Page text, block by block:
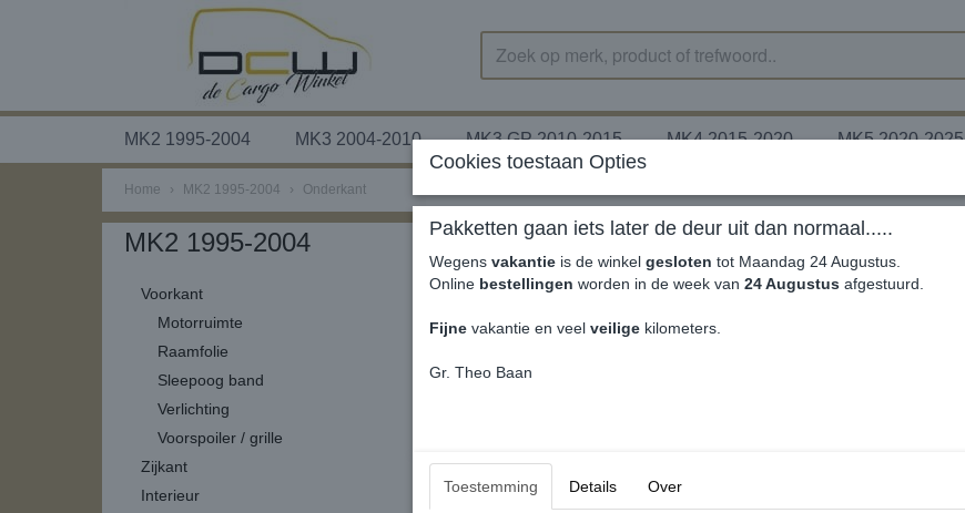
MK2 1995-2004 MK3 2004-2010 MK3 GP 2010-2015 MK4 2015-2020 MK5 2020-2025
Home › MK2 1995-2004 › Onderkant
MK2 1995-2004
Voorkant
Motorruimte
Raamfolie
Sleepoog band
Verlichting
Voorspoiler / grille
Zijkant
Interieur
Cookies toestaan Opties
Pakketten gaan iets later de deur uit dan normaal.....
Wegens vakantie is de winkel gesloten tot Maandag 24 Augustus.
Online bestellingen worden in de week van 24 Augustus afgestuurd.
Fijne vakantie en veel veilige kilometers.
Gr. Theo Baan
Toestemming Details Over